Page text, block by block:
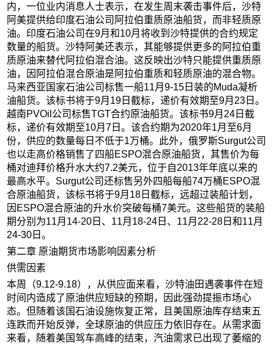
内，一位业内消息人士表示，在发生周末袭击事件后，沙特
阿美提供给印度石油公司阿拉伯重质原油船货，而非轻质原
油。印度石油公司在9月和10月将收到沙特提供的合约规定
数量的船货。沙特阿美还表示，其能够提供更多的阿拉伯重
质原油来替代阿拉伯混合油。这反映出沙特只能提供重质原
油，因阿拉伯混合原油是阿拉伯重质和轻质原油的混合物。
马来西亚国家石油公司标售一船11月9-15日装的Muda凝析
油船货。该标书将于9月19日截标，递价有效期至9月23日。
越南PVOil公司标售TGT合约原油船货。该标书9月24日截
标，递价有效期至10月7日。该合约期为2020年1月至6月
份，供应的数量每日不低于1万桶。此外，俄罗斯Surgut公司
也以走高价格销售了四船ESPO混合原油船货，其售价为每
桶对迪拜价格升水大约7.2美元，位于自2013年年底以来的
最高水平。Surgut公司还标售另外四船每船74万桶ESPO混
合原油船货，该标书将于9月18日截标，远超过装船计划，
因ESPO混合原油的升水价突破每桶7美元。这些船货的装船
期分别为11月14-20日、11月18-24日、11月22-28日和11月
24-30日。
第二章 原油期货市场影响因素分析
供需因素
本周（9.12-9.18），从供应面来看，沙特油田遇袭事件在短
时间内造成了原油供应短缺的预期，因此强劲提振市场心
态。但随着该国石油设施恢复正常，且美国原油库存结束五
连跌而开始反弹，全球原油的供应压力依旧存在。从需求面
来看，随着美国驾车高峰的结束，汽油需求已出现了萎缩的